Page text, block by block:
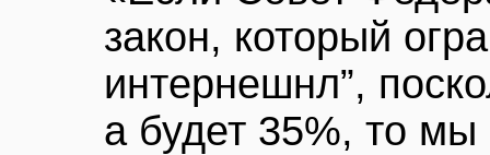
закон, который
интернешнл”,
а будет 35%, то